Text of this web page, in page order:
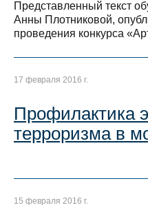
Представленный текст
Анны Плотниковой,
проведения конкурса
17 февраля 2016 г.
Профилактика
терроризма в
15 февраля 2016 г.